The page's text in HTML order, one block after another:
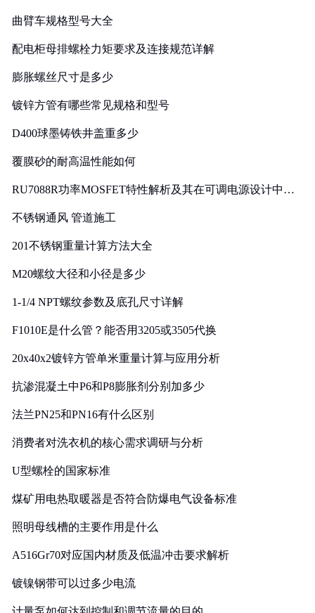
曲臂车规格型号大全
配电柜母排螺栓力矩要求及连接规范详解
膨胀螺丝尺寸是多少
镀锌方管有哪些常见规格和型号
D400球墨铸铁井盖重多少
覆膜砂的耐高温性能如何
RU7088R功率MOSFET特性解析及其在可调电源设计中的
不锈钢通风 管道施工
201不锈钢重量计算方法大全
M20螺纹大径和小径是多少
1-1/4 NPT螺纹参数及底孔尺寸详解
F1010E是什么管？能否用3205或3505代换
20x40x2镀锌方管单米重量计算与应用分析
抗渗混凝土中P6和P8膨胀剂分别加多少
法兰PN25和PN16有什么区别
消费者对洗衣机的核心需求调研与分析
U型螺栓的国家标准
煤矿用电热取暖器是否符合防爆电气设备标准
照明母线槽的主要作用是什么
A516Gr70对应国内材质及低温冲击要求解析
镀镍钢带可以过多少电流